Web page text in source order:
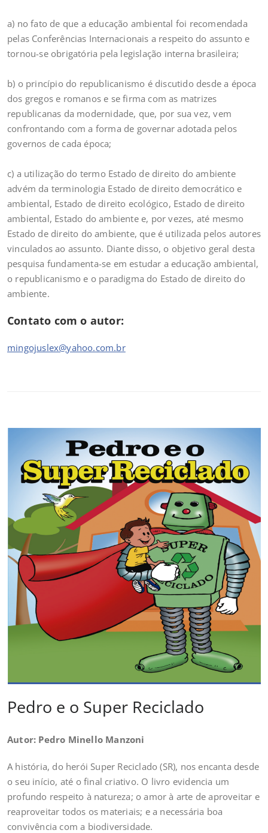
a) no fato de que a educação ambiental foi recomendada
pelas Conferências Internacionais a respeito do assunto e
tornou-se obrigatória pela legislação interna brasileira;
b) o princípio do republicanismo é discutido desde a época
dos gregos e romanos e se firma com as matrizes
republicanas da modernidade, que, por sua vez, vem
confrontando com a forma de governar adotada pelos
governos de cada época;
c) a utilização do termo Estado de direito do ambiente
advém da terminologia Estado de direito democrático e
ambiental, Estado de direito ecológico, Estado de direito
ambiental, Estado do ambiente e, por vezes, até mesmo
Estado de direito do ambiente, que é utilizada pelos autores
vinculados ao assunto. Diante disso, o objetivo geral desta
pesquisa fundamenta-se em estudar a educação ambiental,
o republicanismo e o paradigma do Estado de direito do
ambiente.
Contato com o autor:
mingojuslex@yahoo.com.br
Pedro e o Super Reciclado
Autor: Pedro Minello Manzoni
A história, do herói Super Reciclado (SR), nos encanta desde
o seu início, até o final criativo. O livro evidencia um
profundo respeito à natureza; o amor à arte de aproveitar e
reaproveitar todos os materiais; e a necessária boa
convivência com a biodiversidade.